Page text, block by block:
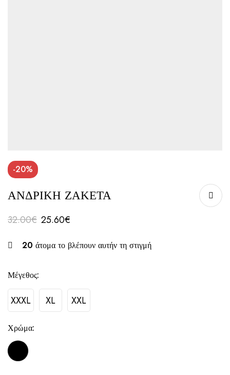
-20%
ΑΝΔΡΙΚΗ ΖΑΚΕΤΑ
32.00€ 25.60€
20 άτομα το βλέπουν αυτήν τη στιγμή
Μέγεθος:
XXXL XL XXL
Χρώμα: